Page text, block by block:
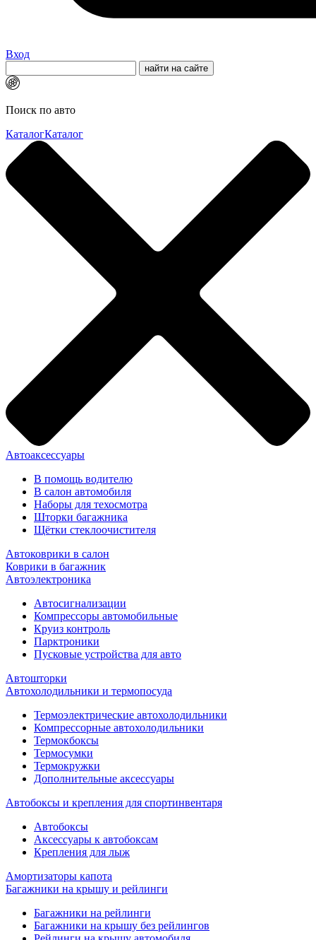
Вход
Поиск по авто
КаталогКаталог
Автоаксессуары
В помощь водителю
В салон автомобиля
Наборы для техосмотра
Шторки багажника
Щётки стеклоочистителя
Автоковрики в салон
Коврики в багажник
Автоэлектроника
Автосигнализации
Компрессоры автомобильные
Круиз контроль
Парктроники
Пусковые устройства для авто
Автошторки
Автохолодильники и термопосуда
Термоэлектрические автохолодильники
Компрессорные автохолодильники
Термокбоксы
Термосумки
Термокружки
Дополнительные аксессуары
Автобоксы и крепления для спортинвентаря
Автобоксы
Аксессуары к автобоксам
Крепления для лыж
Амортизаторы капота
Багажники на крышу и рейлинги
Багажники на рейлинги
Багажники на крышу без рейлингов